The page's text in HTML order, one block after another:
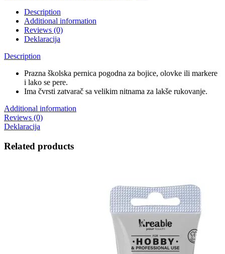
Description
Additional information
Reviews (0)
Deklaracija
Description
Prazna školska pernica pogodna za bojice, olovke ili markere
i lako se pere.
Ima čvrsti zatvarač sa velikim nitnama za lakše rukovanje.
Additional information
Reviews (0)
Deklaracija
Related products